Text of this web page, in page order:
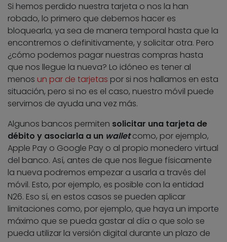
Si hemos perdido nuestra tarjeta o nos la han
robado, lo primero que debemos hacer es
bloquearla, ya sea de manera temporal hasta que la
encontremos o definitivamente, y solicitar otra. Pero
¿cómo podemos pagar nuestras compras hasta
que nos llegue la nueva? Lo idóneo es tener al
menos un par de tarjetas por si nos hallamos en esta
situación, pero si no es el caso, nuestro móvil puede
servirnos de ayuda una vez más.
Algunos bancos permiten solicitar una tarjeta de
débito y asociarla a un walletcomo, por ejemplo,
Apple Pay o Google Pay o al propio monedero virtual
del banco. Así, antes de que nos llegue físicamente
la nueva podremos empezar a usarla a través del
móvil. Esto, por ejemplo, es posible con la entidad
N26. Eso sí, en estos casos se pueden aplicar
limitaciones como, por ejemplo, que haya un importe
máximo que se pueda gastar al día o que solo se
pueda utilizar la versión digital durante un plazo de